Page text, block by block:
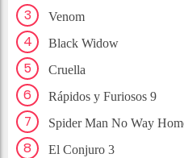
Venom
Black Widow
Cruella
Rápidos y Furiosos 9
Spider Man No Way
El Conjuro 3